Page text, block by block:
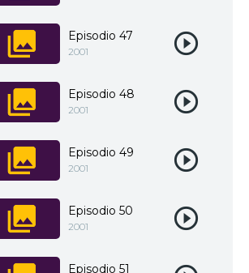
Episodio 47
2001
Episodio 48
2001
Episodio 49
2001
Episodio 50
2001
Episodio 51